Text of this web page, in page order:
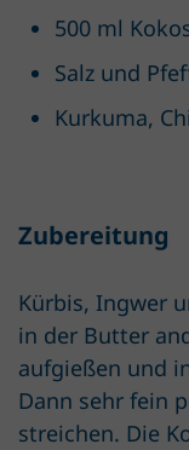
500 ml
Salz und
Kurkuma,
Zubereitung
Kürbis, Ingwer
in der Butter
aufgießen und
Dann sehr fein
streichen. Die